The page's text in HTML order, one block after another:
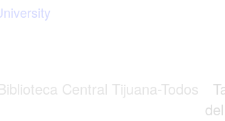
Central Tijuana-Todos